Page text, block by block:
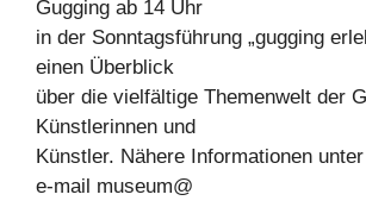
Gugging ab 14 Uhr
in der Sonntagsführung „gugging
einen Überblick
über die vielfältige Themenwelt der
Künstlerinnen und
Künstler. Nähere Informationen
e-mail museum@